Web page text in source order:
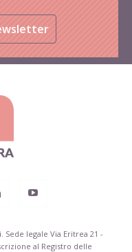
legale Via Eritrea 21 -
al Registro delle